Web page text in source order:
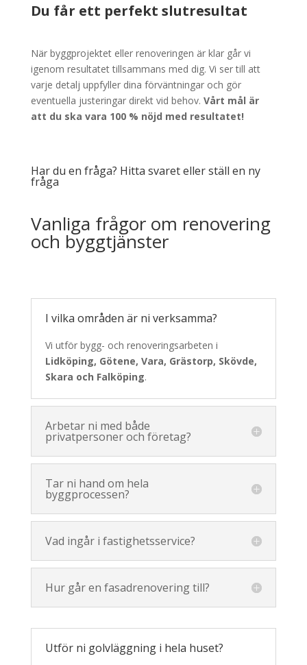
Du får ett perfekt slutresultat
När byggprojektet eller renoveringen är klar går vi
igenom resultatet tillsammans med dig. Vi ser till att
varje detalj uppfyller dina förväntningar och gör
eventuella justeringar direkt vid behov. Vårt mål är
att du ska vara 100 % nöjd med resultatet!
Har du en fråga? Hitta svaret eller ställ en ny
fråga
Vanliga frågor om renovering
och byggtjänster
I vilka områden är ni verksamma?
Vi utför bygg- och renoveringsarbeten i
Lidköping, Götene, Vara, Grästorp, Skövde,
Skara och Falköping.
Arbetar ni med både
privatpersoner och företag?
Tar ni hand om hela
byggprocessen?
Vad ingår i fastighetsservice?
Hur går en fasadrenovering till?
Utför ni golvläggning i hela huset?